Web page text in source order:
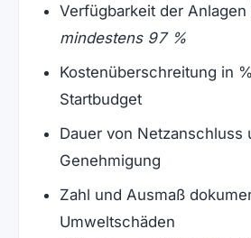
Verfügbarkeit der Anlagen
mindestens 97 %
Kostenüberschreitung in
Startbudget
Dauer von Netzanschluss
Genehmigung
Zahl und Ausmaß
Umweltschäden